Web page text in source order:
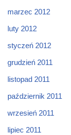
marzec 2012
luty 2012
styczeń 2012
grudzień 2011
listopad 2011
październik 2011
wrzesień 2011
lipiec 2011